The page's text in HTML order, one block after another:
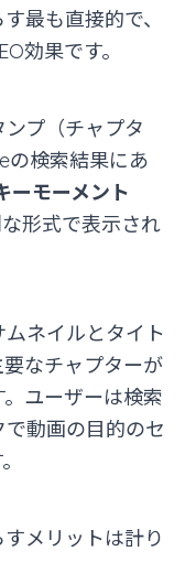
最も直接的で、
効果です。
プ（チャプタ
の検索結果にあ
ーモーメント
形式で表示され
ネイルとタイト
なチャプターが
ユーザーは検索
動画の目的のセ
メリットは計り